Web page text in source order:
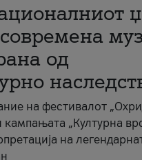
од
на фестивалот
„Културна
на